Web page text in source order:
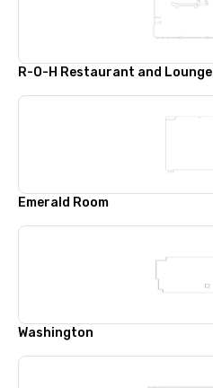
R-O-H Restaurant and Lounge
Emerald Room
Washington